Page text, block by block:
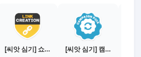
[씨앗 심기] 쇼핑몰 링크 발급하기 - 제휴몰 3곳 [씨앗 심기] 캠페인 전환하기